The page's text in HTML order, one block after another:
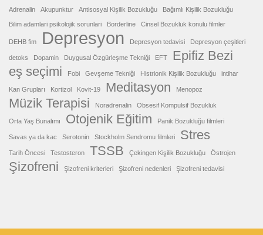
Adrenalin Akupunktur Antisosyal Kişilik Bozukluğu Bağımlı Kişilik Bozukluğu
Bilim adamlari psikolojik sorunlari Borderline Cinsel Bozukluk konulu filmler
DEHB fim Depresyon Depresyon tedavisi Depresyon çeşitleri
detoks Dopamin Duygusal Özgürleşme Tekniği EFT
Epifiz Bezi
eş seçimi
Fobi Gevşeme Tekniği Histrionik Kişilik Bozukluğu intihar
Kan Grupları Kortizol Kovit-19 Meditasyon Menopoz
Müzik Terapisi Noradrenalin Obsesif Kompulsif Bozukluk
Orta Yaş Bunalımı Otojenik Eğitim Panik Bozukluğu filmleri
Savas ya da kac Serotonin Stockholm Sendromu filmleri Stres
Tarih Öncesi Testosteron TSSB Çekingen Kişilik Bozukluğu Östrojen
Şizofreni Şizofreni kriterleri Şizofreni nedenleri Şizofreni tedavisi